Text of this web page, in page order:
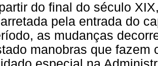
do final do século
pela entrada do
as mudanças
manobras que fazem